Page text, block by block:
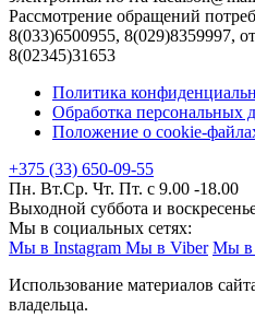
Рассмотрение обращений
8(033)6500955, 8(029)8359997,
8(02345)31653
Политика
Обработка персональных
Положение о cookie-
+375 (33) 650-09-55
Пн. Вт.Ср. Чт. Пт. с 9.00 -18.00
Выходной суббота и
Мы в социальных сетях:
Мы в Instagram Мы в Viber Мы в
Использование материалов
владельца.